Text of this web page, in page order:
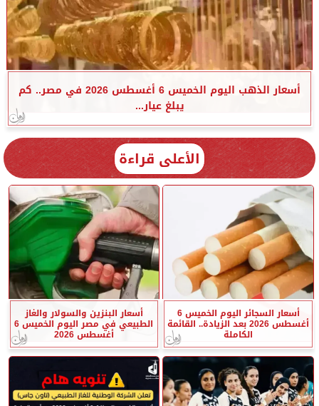
أسعار الذهب اليوم الخميس 6 أغسطس 2026 في مصر.. كم
يبلغ عيار...
الأعلى قراءة
أسعار السجائر اليوم الخميس 6
أغسطس 2026 بعد الزيادة.. القائمة
الكاملة
أسعار البنزين والسولار والغاز
الطبيعي في مصر اليوم الخميس 6
أغسطس 2026